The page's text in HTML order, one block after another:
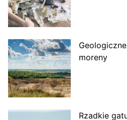
moreny
Rzadkie